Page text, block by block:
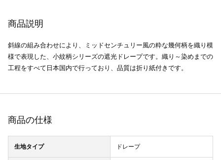
商品説明
斜線の組み合わせにより、ミッドセンチュリー風の粋な幾何柄を織り模
様で表現した、小紋柄シリーズの遮光ドレープです。織り～染めまでの
工程をすべて日本国内で行っており、品質は折り紙付きです。
商品の仕様
生地タイプ ドレープ